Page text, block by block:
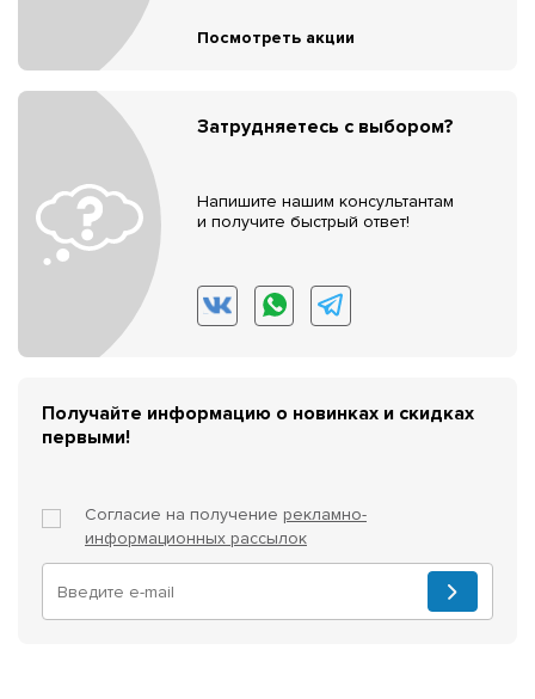
Посмотреть акции
Затрудняетесь с выбором?
Напишите нашим консультантам
и получите быстрый ответ!
Получайте информацию о новинках и скидках
первыми!
Согласие на получение рекламно-
информационных рассылок